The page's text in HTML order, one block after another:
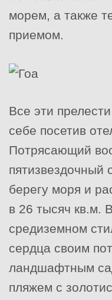
морем, а также
приемом.
Все эти
себе посетив
Потрясающий
пятизвездочный
берегу моря и
в 26 тысяч кв.м.
средиземном
сердца своим
ландшафтным
пляжем с